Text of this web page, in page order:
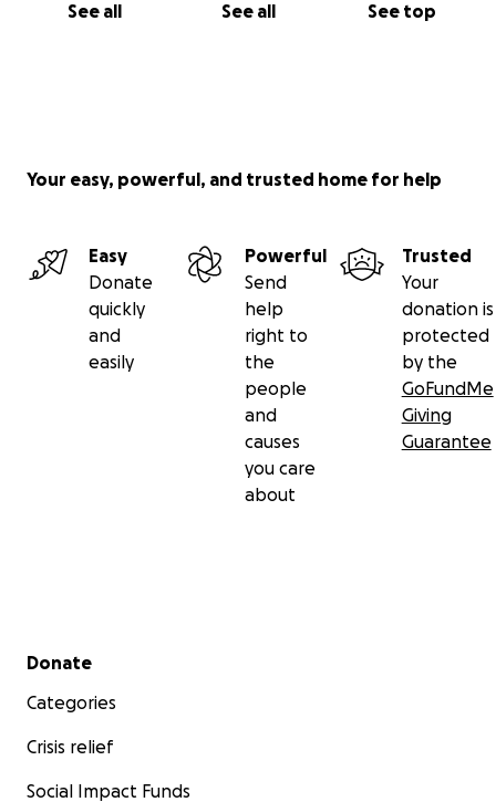
See all See all See top
Your easy, powerful, and trusted home for help
Easy
Donate
quickly
and
easily
Powerful
Send
help
right to
the
people
and
causes
you care
about
Trusted
Your
donation is
protected
by the
GoFundMe
Giving
Guarantee
Secondary menu
Donate
Categories
Crisis relief
Social Impact Funds